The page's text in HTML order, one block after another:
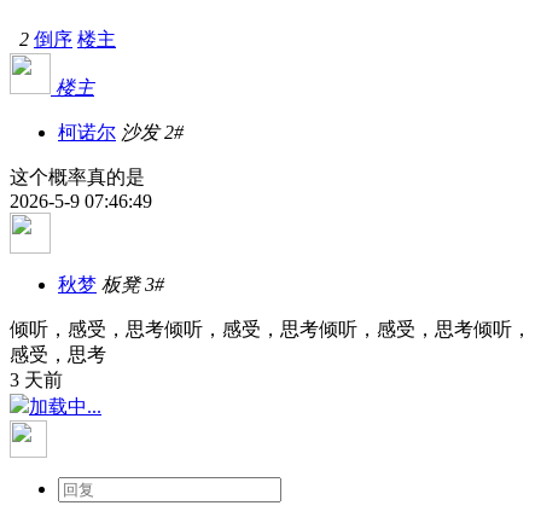
2 倒序 楼主
楼主
柯诺尔 沙发 2#
这个概率真的是
2026-5-9 07:46:49
秋梦 板凳 3#
倾听，感受，思考倾听，感受，思考倾听，感受，思考倾听，
感受，思考
3 天前
加载中...